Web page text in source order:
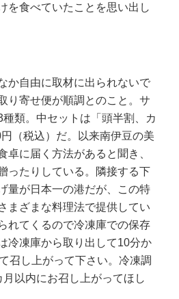
を食べていたことを思い出し
か自由に取材に出られないで
り寄せ便が順調とのこと。サ
類。中セットは「頭半割、カ
（税込）だ。以来南伊豆の美
卓に届く方法があると聞き、
ったりしている。隣接する下
量が日本一の港だが、この特
まざまな料理法で提供してい
れてくるので冷凍庫での保存
冷凍庫から取り出して10分か
召し上がって下さい。冷凍調
以内にお召し上がってほし